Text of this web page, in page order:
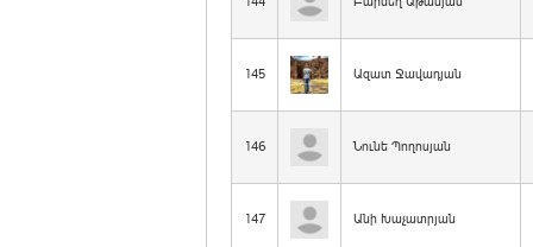
145 Ազատ Ջավադյան
146 Նունե Պողոսյան
147 Անի Խաչատրյան